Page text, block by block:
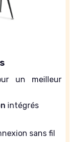
un meilleur
intégrés
sans fil